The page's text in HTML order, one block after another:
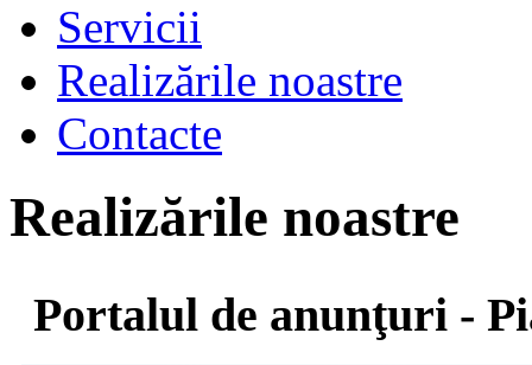
Servicii
Realizările noastre
Contacte
Realizările noastre
Portalul de anunţuri -